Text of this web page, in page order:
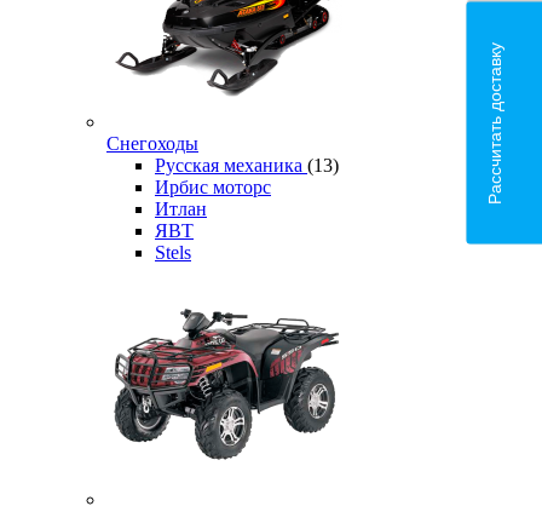
Снегоходы
Русская механика (13)
Ирбис моторс
Итлан
ЯВТ
Stels
Рассчитать доставку